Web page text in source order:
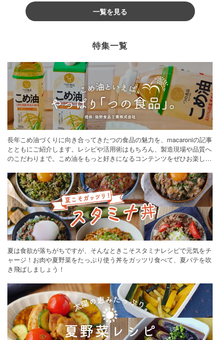
一覧を見る
特集一覧
長年こめ油づくりに向き合ってきたつの食品の魅力を、macaroniの記事
とともにご紹介します。レシピや活用術はもちろん、製造現場や品質へ
のこだわりまで。こめ油をもっと好きになるコンテンツをぜひお楽しみ
夏は食欲が落ちがちですが、そんなときこそスタミナレシピで元気をチ
ャージ！お肉や夏野菜をたっぷり使う丼をガッツリ食べて、夏バテを吹
き飛ばしましょう！